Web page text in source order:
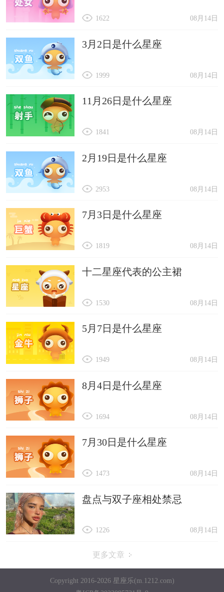
08月14日
1622
3月2日是什么星座
08月14日
1999
11月26日是什么星座
08月14日
1841
2月19日是什么星座
08月14日
2953
7月3日是什么星座
08月14日
1819
十二星座代表的公主裙
08月14日
1530
5月7日是什么星座
08月14日
1949
8月4日是什么星座
08月14日
1694
7月30日是什么星座
08月14日
1473
盘点与双子座相处禁忌
08月14日
1226
更多文章
Copyright 2016-2026 星座乐(m.1212.com)